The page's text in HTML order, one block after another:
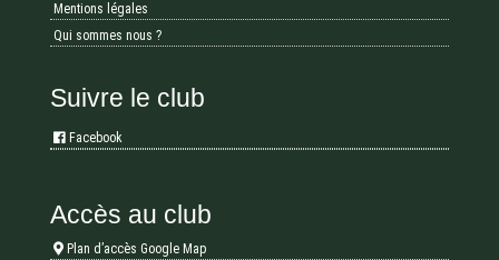
Mentions légales
Qui sommes nous ?
Suivre le club
Facebook
Accès au club
Plan d’accès Google Map